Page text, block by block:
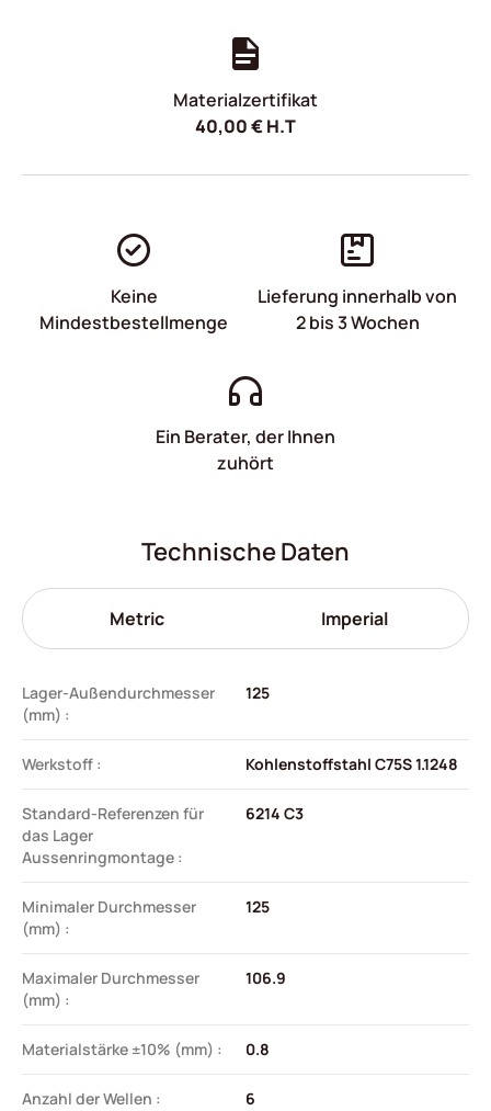
Materialzertifikat
40,00€H.T
Keine
Mindestbestellmenge
Lieferung innerhalb von
2 bis 3 Wochen
Ein Berater, der Ihnen
zuhört
Technische Daten
Metric Imperial
Lager-Außendurchmesser
(mm) :
125
Werkstoff : Kohlenstoffstahl C75S 1.1248
Standard-Referenzen für
das Lager
Aussenringmontage :
6214 C3
Minimaler Durchmesser
(mm) :
125
Maximaler Durchmesser
(mm) :
106.9
Materialstärke ±10% (mm) : 0.8
Anzahl der Wellen : 6